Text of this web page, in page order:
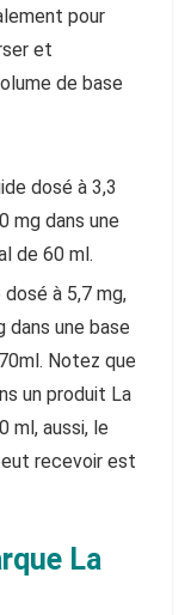
pour
et
de base
dosé à 3,3
mg dans une
de 60 ml.
à 5,7 mg,
une base
Notez que
un produit La
ml, aussi, le
recevoir est
La